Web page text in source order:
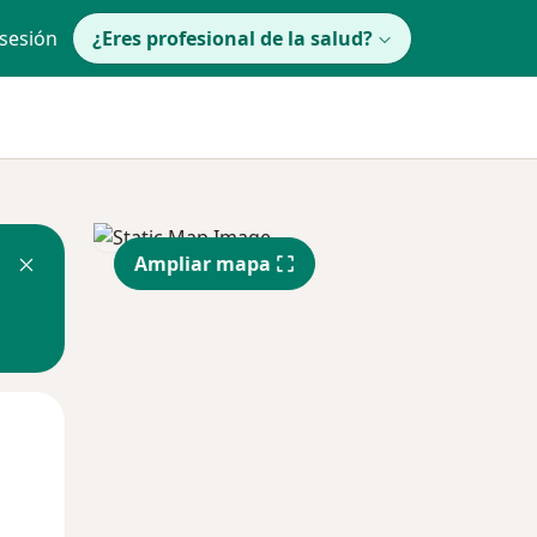
¿Eres profesional de la salud?
Ampliar mapa